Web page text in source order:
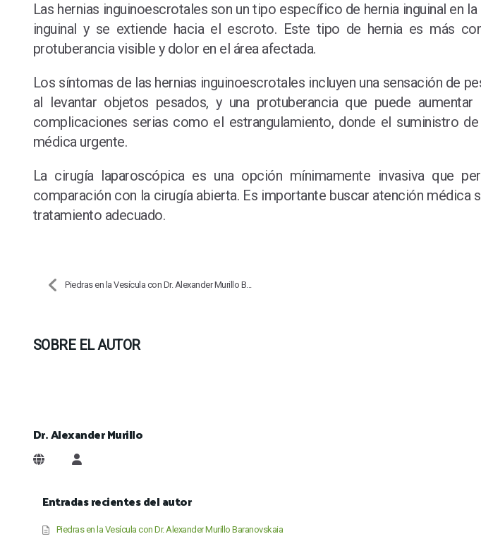
Las hernias inguinoescrotales son un tipo específico de hernia inguinal en
inguinal y se extiende hacia el escroto. Este tipo de hernia es más
protuberancia visible y dolor en el área afectada.
Los síntomas de las hernias inguinoescrotales incluyen una sensación de
al levantar objetos pesados, y una protuberancia que puede
complicaciones serias como el estrangulamiento, donde el suministro
médica urgente.
La cirugía laparoscópica es una opción mínimamente invasiva que
comparación con la cirugía abierta. Es importante buscar atención
tratamiento adecuado.
Piedras en la Vesícula con Dr. Alexander Murillo B...
SOBRE EL AUTOR
Dr. Alexander Murillo
Dr. Alexander Murillo
Entradas recientes del autor
Piedras en la Vesícula con Dr. Alexander Murillo Baranovskaia